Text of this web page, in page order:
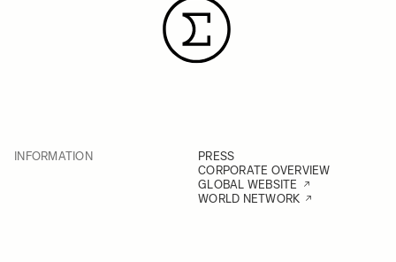
INFORMATION
PRESS
CORPORATE OVERVIEW
GLOBAL WEBSITE
WORLD NETWORK